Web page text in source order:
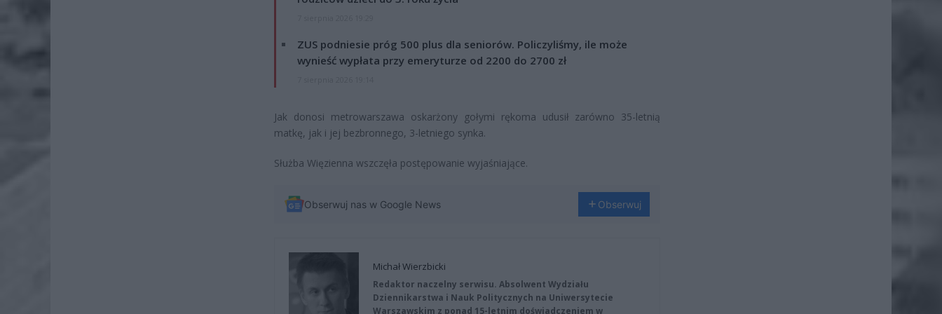
ZUS podniesie próg 500 plus dla seniorów. Policzyliśmy, ile może
wynieść wypłata przy emeryturze od 2200 do 2700 zł
Jak donosi metrowarszawa oskarżony gołymi rękoma udusił zarówno 35-letnią
matkę, jak i jej bezbronnego, 3-letniego synka.
Służba Więzienna wszczęła postępowanie wyjaśniające.
Obserwuj nas w Google News Obserwuj
Michał Wierzbicki
Redaktor naczelny serwisu. Absolwent Wydziału
Dziennikarstwa i Nauk Politycznych na Uniwersytecie
Warszawskim z ponad 15-letnim doświadczeniem w